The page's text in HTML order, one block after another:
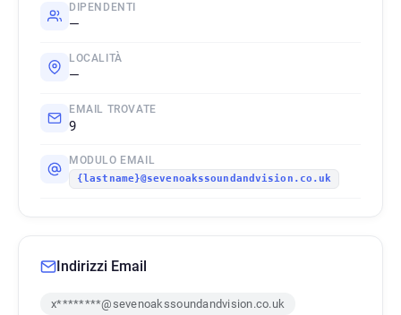
DIPENDENTI
—
LOCALITÀ
—
EMAIL TROVATE
9
MODULO EMAIL
{lastname}@sevenoakssoundandvision.co.uk
Indirizzi Email
x********@sevenoakssoundandvision.co.uk